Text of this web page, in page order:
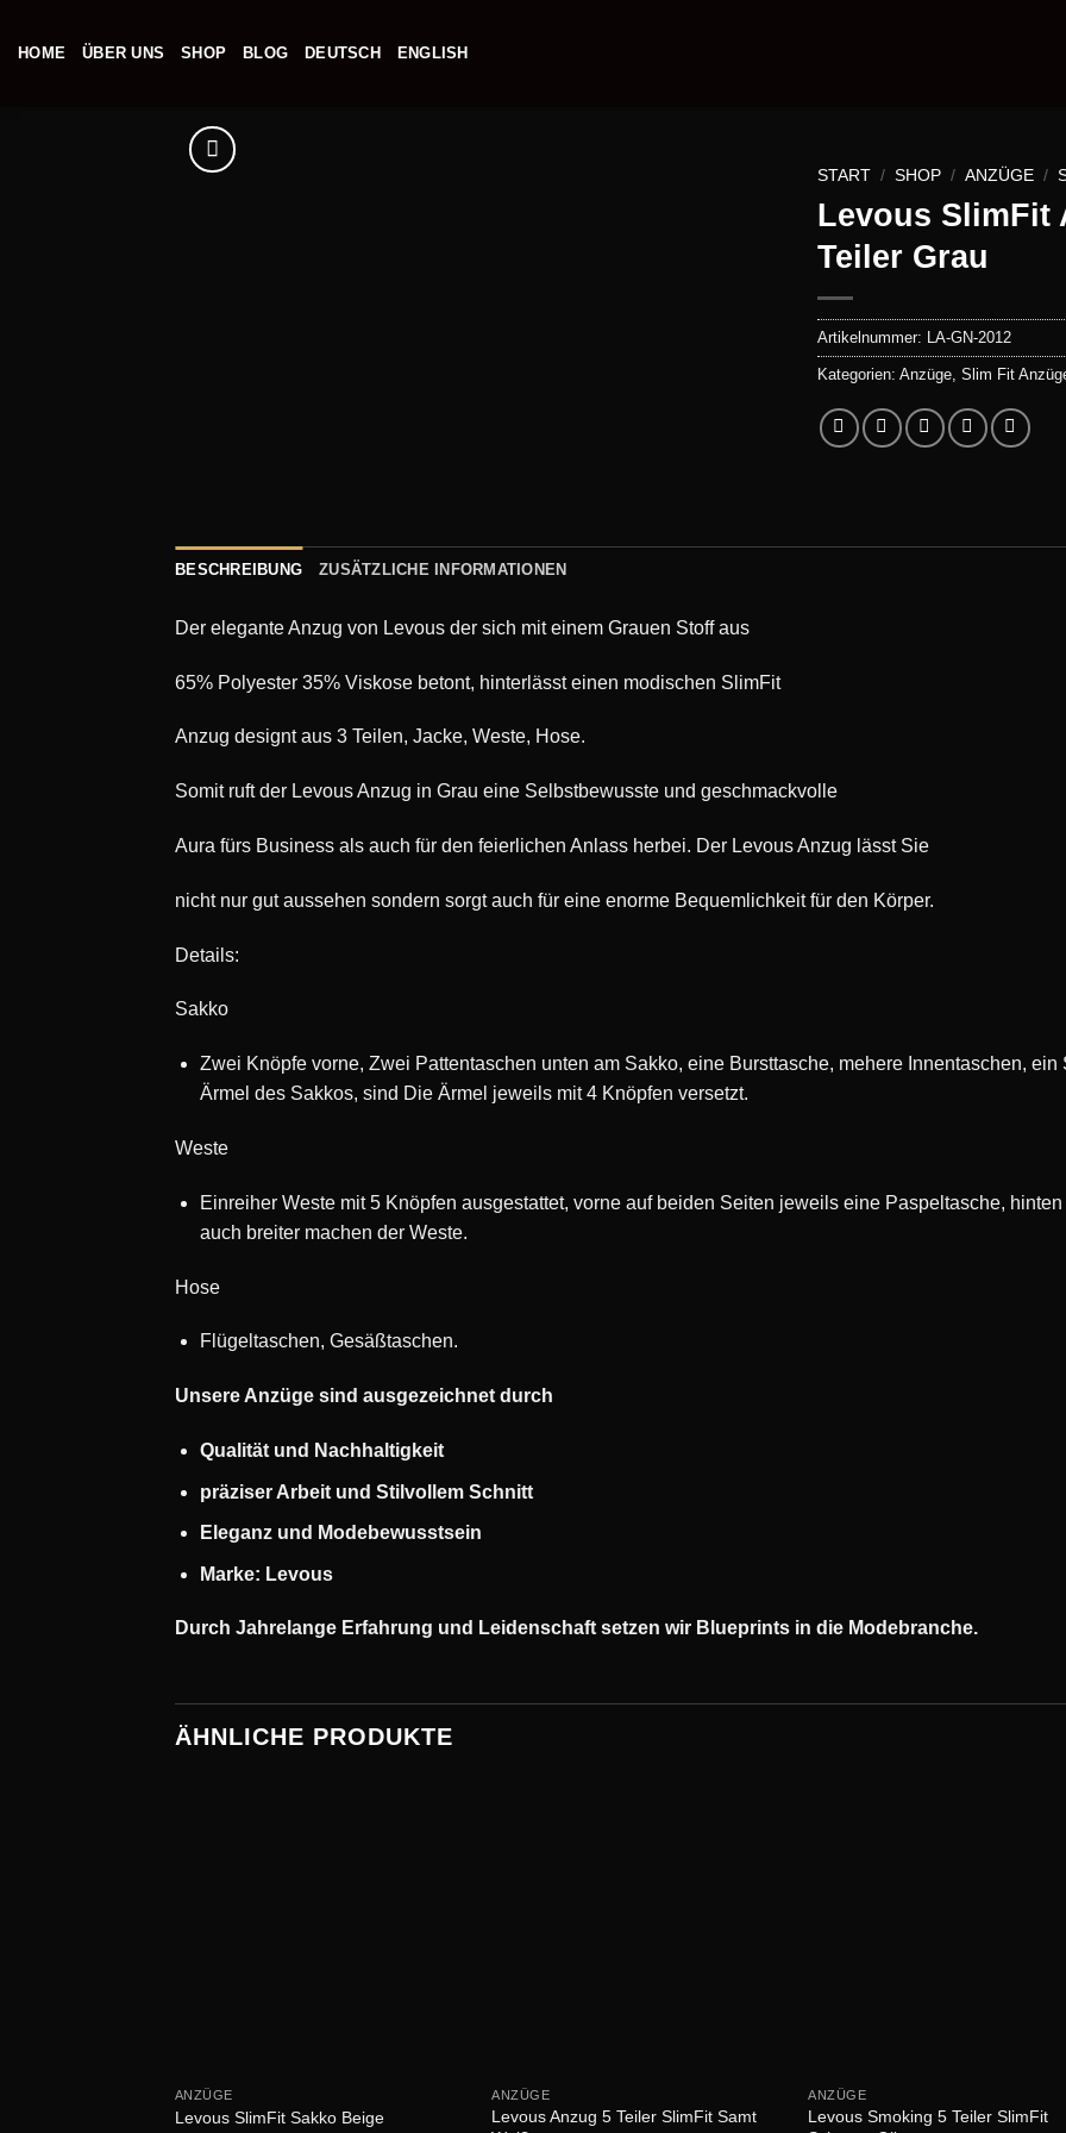
InhaltHOME ÜBER UNS SHOP BLOG DEUTSCH ENGLISH
START / SHOP / ANZÜGE /
Levous SlimFit
Teiler Grau
Artikelnummer: LA-GN-2012
Kategorien: Anzüge Slim Fit
BESCHREIBUNG ZUSÄTZLICHE INFORMATIONEN
Der elegante Anzug von Levous der sich mit einem Grauen Stoff aus
65% Polyester 35% Viskose betont, hinterlässt einen modischen SlimFit
Anzug designt aus 3 Teilen, Jacke, Weste, Hose.
Somit ruft der Levous Anzug in Grau eine Selbstbewusste und geschmackvolle
Aura fürs Business als auch für den feierlichen Anlass herbei. Der Levous Anzug lässt Sie
nicht nur gut aussehen sondern sorgt auch für eine enorme Bequemlichkeit für den Körper.
Details:
Sakko
Zwei Knöpfe vorne, Zwei Pattentaschen unten am Sakko, eine Bursttasche, mehere Innentaschen,
Ärmel des Sakkos, sind Die Ärmel jeweils mit 4 Knöpfen versetzt.
Weste
Einreiher Weste mit 5 Knöpfen ausgestattet, vorne auf beiden Seiten jeweils eine Paspeltasche,
auch breiter machen der Weste.
Hose
Flügeltaschen, Gesäßtaschen.
Unsere Anzüge sind ausgezeichnet durch
Qualität und Nachhaltigkeit
präziser Arbeit und Stilvollem Schnitt
Eleganz und Modebewusstsein
Marke: Levous
Durch Jahrelange Erfahrung und Leidenschaft setzen wir Blueprints in die Modebranche.
ÄHNLICHE PRODUKTE
ANZÜGE
Levous SlimFit Sakko Beige
ANZÜGE
Levous Anzug 5 Teiler SlimFit Samt
ANZÜGE
Levous Smoking 5 Teiler SlimFit